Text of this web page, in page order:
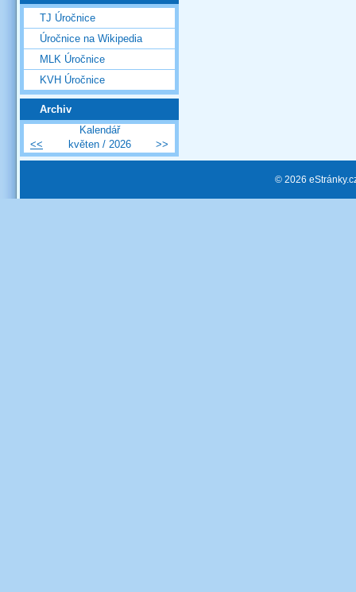
TJ Úročnice
Úročnice na Wikipedia
MLK Úročnice
KVH Úročnice
Archiv
Kalendář
<<
květen / 2026 >>
© 2026